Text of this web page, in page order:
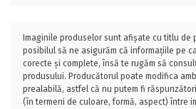
Imaginile produselor sunt afișate cu titlu de
posibilul să ne asigurăm că informațiile pe
corecte și complete, însă te rugăm să
produsului. Producătorul poate modifica
prealabilă, astfel că nu putem fi
(în termeni de culoare, formă, aspect) între